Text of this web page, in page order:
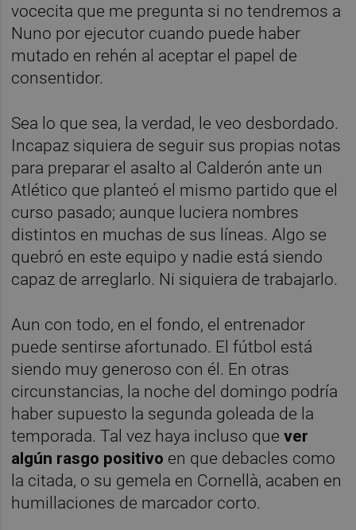
vocecita que me pregunta si no tendremos a
Nuno por ejecutor cuando puede haber
mutado en rehén al aceptar el papel de
consentidor.
Sea lo que sea, la verdad, le veo desbordado.
Incapaz siquiera de seguir sus propias notas
para preparar el asalto al Calderón ante un
Atlético que planteó el mismo partido que el
curso pasado; aunque luciera nombres
distintos en muchas de sus líneas. Algo se
quebró en este equipo y nadie está siendo
capaz de arreglarlo. Ni siquiera de trabajarlo.
Aun con todo, en el fondo, el entrenador
puede sentirse afortunado. El fútbol está
siendo muy generoso con él. En otras
circunstancias, la noche del domingo podría
haber supuesto la segunda goleada de la
temporada. Tal vez haya incluso que ver
algún rasgo positivo en que debacles como
la citada, o su gemela en Cornellà, acaben en
humillaciones de marcador corto.